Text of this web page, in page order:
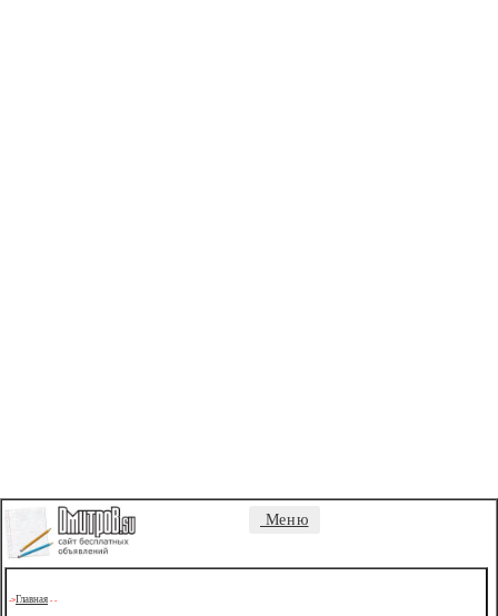
Меню
->Главная - -